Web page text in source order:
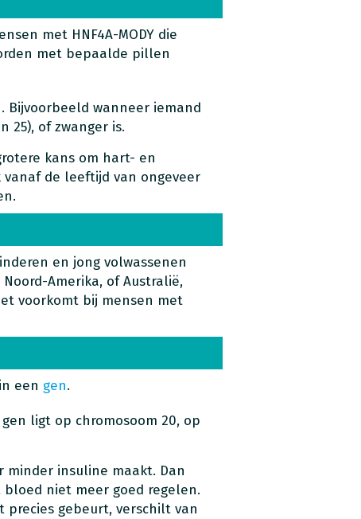
met HNF4A-MODY die
met bepaalde pillen
Bijvoorbeeld wanneer iemand
25), of zwanger is.
kans om hart- en
de leeftijd van ongeveer
en jong volwassenen
Amerika, of Australië,
voorkomt bij mensen met
een gen.
ligt op chromosoom 20, op
minder insuline maakt. Dan
niet meer goed regelen.
precies gebeurt, verschilt van